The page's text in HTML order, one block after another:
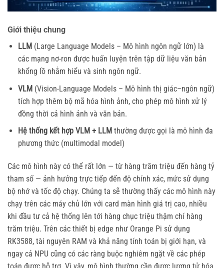
Giới thiệu chung
LLM (Large Language Models – Mô hình ngôn ngữ lớn) là
các mạng nơ-ron được huấn luyện trên tập dữ liệu văn bản
khổng lồ nhằm hiểu và sinh ngôn ngữ.
VLM (Vision-Language Models – Mô hình thị giác–ngôn ngữ)
tích hợp thêm bộ mã hóa hình ảnh, cho phép mô hình xử lý
đồng thời cả hình ảnh và văn bản.
Hệ thống kết hợp VLM + LLM thường được gọi là mô hình đa
phương thức (multimodal model)
Các mô hình này có thể rất lớn — từ hàng trăm triệu đến hàng tỷ
tham số — ảnh hưởng trực tiếp đến độ chính xác, mức sử dụng
bộ nhớ và tốc độ chạy. Chúng ta sẽ thường thấy các mô hình này
chạy trên các máy chủ lớn với card màn hình giá trị cao, nhiều
khi đầu tư cả hệ thống lên tới hàng chục triệu thậm chí hàng
trăm triệu. Trên các thiết bị edge như Orange Pi sử dụng
RK3588, tài nguyên RAM và khả năng tính toán bị giới hạn, và
ngay cả NPU cũng có các ràng buộc nghiêm ngặt về các phép